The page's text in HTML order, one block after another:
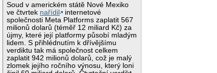
Soud v americkém státě Nové Mexiko
ve čtvrtek nařídil
internetové
společnosti Meta Platforms zaplatit 567
milionů dolarů (téměř 12 miliard Kč) za
újmy, které její platformy působí mladým
lidem. S přihlédnutím k dřívějšímu
verdiktu tak má společnost celkem
zaplatit 942 milionů dolarů, což je malý
zlomek jejího ročního výnosu, který loni